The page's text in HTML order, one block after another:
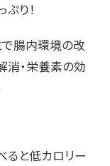
り！
腸内環境の改
消・栄養素の効
ると低カロリー